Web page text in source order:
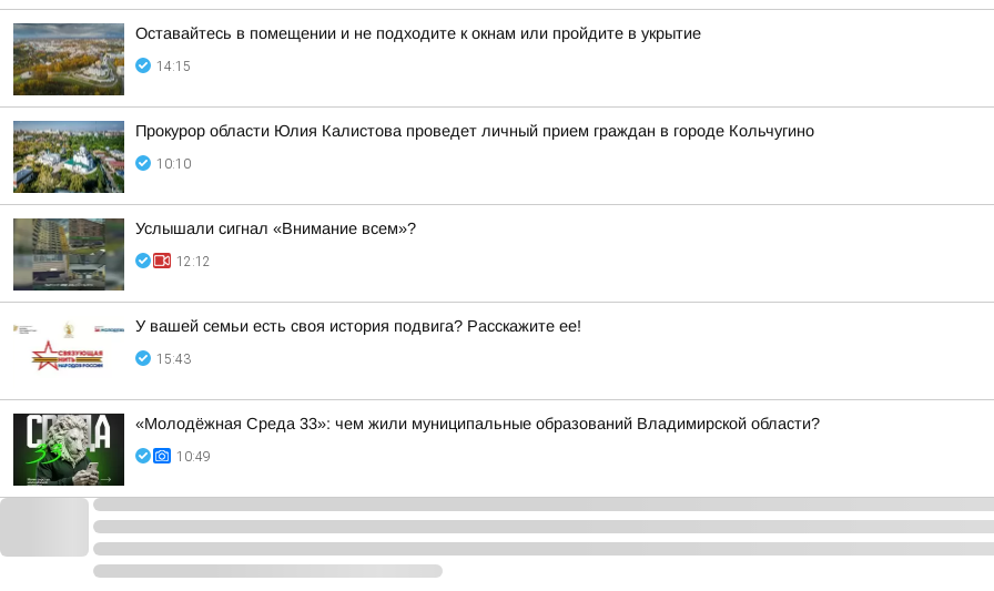
Оставайтесь в помещении и не подходите к окнам или пройдите в укрытие
14:15
Прокурор области Юлия Калистова проведет личный прием граждан в городе Кольчугино
10:10
Услышали сигнал «Внимание всем»?
12:12
У вашей семьи есть своя история подвига? Расскажите ее!
15:43
«Молодёжная Среда 33»: чем жили муниципальные образований Владимирской области?
10:49